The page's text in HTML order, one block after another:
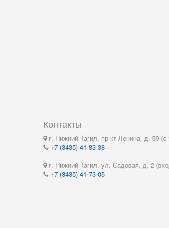
Контакты
г. Нижний Тагил, пр-кт Ленина, д. 59 (с
+7 (3435) 41-83-38
г. Нижний Тагил, ул. Садовая, д. 2
+7 (3435) 41-73-05